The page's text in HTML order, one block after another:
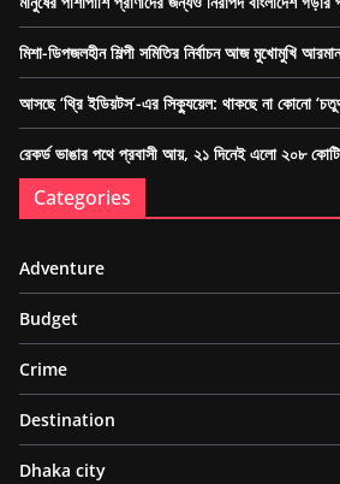
মিশা-ডিপজলহীন শিল্পী সমিতির নির্বাচন আজ মুখোমুখি
আসছে ‘থ্রি ইডিয়টস’-এর সিক্যুয়েল: থাকছে না কোনো
রেকর্ড ভাঙার পথে প্রবাসী আয়, ২১ দিনেই এলো ২০৮ কোটি
Categories
Adventure
Budget
Crime
Destination
Dhaka city